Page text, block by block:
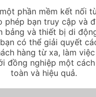
phần mềm kết nối
phép bạn truy cập và
bảng và thiết bị di
có thể giải quyết
hàng từ xa, làm
đồng nghiệp một
toàn và hiệu quả.